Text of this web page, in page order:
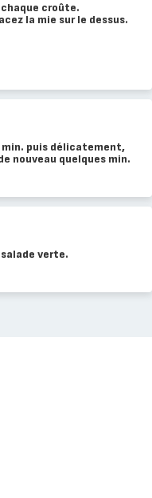
croûte.
la mie sur le dessus.
min. puis délicatement,
nouveau quelques min.
verte.